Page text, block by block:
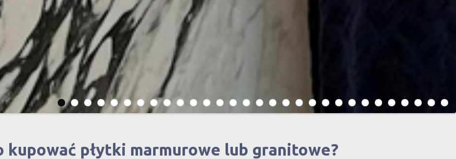
kupować płytki marmurowe lub granitowe?